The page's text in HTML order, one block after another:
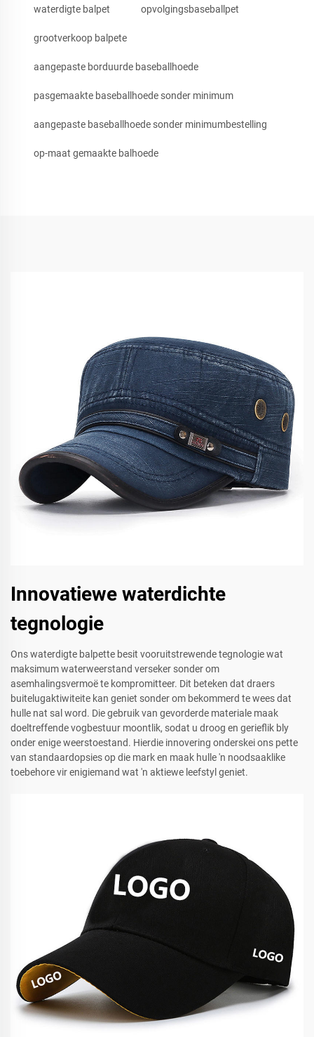
waterdigte balpet opvolgingsbaseballpet
grootverkoop balpete
aangepaste borduurde baseballhoede
pasgemaakte baseballhoede sonder minimum
aangepaste baseballhoede sonder minimumbestelling
op-maat gemaakte balhoede
Innovatiewe waterdichte
tegnologie
Ons waterdigte balpette besit vooruitstrewende tegnologie wat
maksimum waterweerstand verseker sonder om
asemhalingsvermoë te kompromitteer. Dit beteken dat draers
buitelugaktiwiteite kan geniet sonder om bekommerd te wees dat
hulle nat sal word. Die gebruik van gevorderde materiale maak
doeltreffende vogbestuur moontlik, sodat u droog en gerieflik bly
onder enige weerstoestand. Hierdie innovering onderskei ons pette
van standaardopsies op die mark en maak hulle 'n noodsaaklike
toebehore vir enigiemand wat 'n aktiewe leefstyl geniet.